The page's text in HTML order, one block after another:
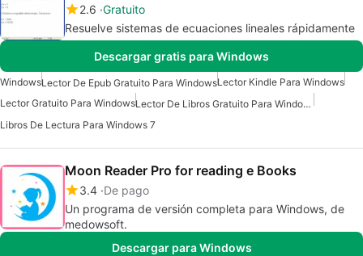
2.6 Gratuito
Resuelve sistemas de ecuaciones lineales rápidamente
Descargar gratis para Windows
WindowsLector De Epub Gratuito Para WindowsLector Kindle Para Windows
Lector Gratuito Para Windows
Lector De Libros Gratuito Para Windows
Libros De Lectura Para Windows 7
Moon Reader Pro for reading e Books
3.4 De pago
Un programa de versión completa para Windows, de
medowsoft‬.
Descargar para Windows